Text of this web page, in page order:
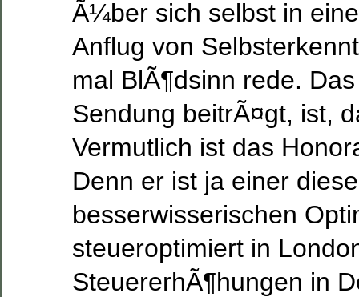
Ã¼ber sich selbst in
Anflug von
mal BlÃ¶dsinn rede.
Sendung beitrÃ¤gt, ist,
Vermutlich ist das
Denn er ist ja einer
besserwisserischen
steueroptimiert in
SteuererhÃ¶hungen in